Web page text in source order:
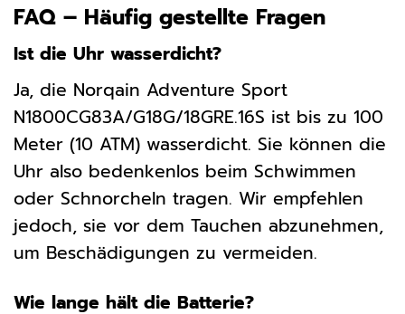
FAQ – Häufig gestellte Fragen
Ist die Uhr wasserdicht?
Ja, die Norqain Adventure Sport
N1800CG83A/G18G/18GRE.16S ist bis zu 100
Meter (10 ATM) wasserdicht. Sie können die
Uhr also bedenkenlos beim Schwimmen
oder Schnorcheln tragen. Wir empfehlen
jedoch, sie vor dem Tauchen abzunehmen,
um Beschädigungen zu vermeiden.
Wie lange hält die Batterie?